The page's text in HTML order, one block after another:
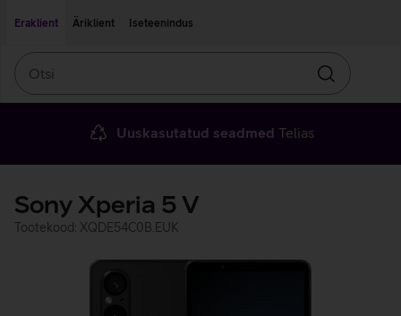
Eraklient
Äriklient Iseteenindus
Otsin
Uuskasutatud seadmed Telias
Sony Xperia 5 V
Tootekood: XQDE54C0B.EUK